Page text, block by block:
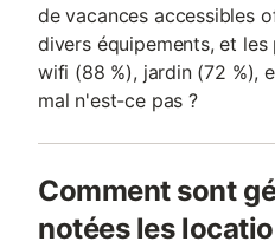
de vacances accessibles
divers équipements, et
wifi (88 %), jardin (72 %),
mal n'est-ce pas ?
Comment sont
notées les